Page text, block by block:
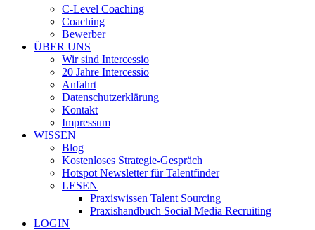
C-Level Coaching
Coaching
Bewerber
ÜBER UNS
Wir sind Intercessio
20 Jahre Intercessio
Anfahrt
Datenschutzerklärung
Kontakt
Impressum
WISSEN
Blog
Kostenloses Strategie-Gespräch
Hotspot Newsletter für Talentfinder
LESEN
Praxiswissen Talent Sourcing
Praxishandbuch Social Media Recruiting
LOGIN